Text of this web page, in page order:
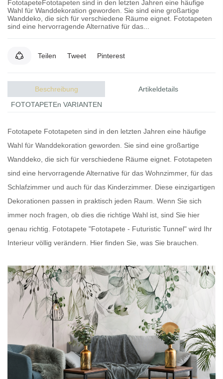
FototapeteFototapeten sind in den letzten Jahren eine häufige
Wahl für Wanddekoration geworden. Sie sind eine großartige
Wanddeko, die sich für verschiedene Räume eignet. Fototapeten
sind eine hervorragende Alternative für das...
Teilen Tweet Pinterest
Beschreibung
Artikeldetails
FOTOTAPETEn VARIANTEN
Fototapete Fototapeten sind in den letzten Jahren eine häufige
Wahl für Wanddekoration geworden. Sie sind eine großartige
Wanddeko, die sich für verschiedene Räume eignet. Fototapeten
sind eine hervorragende Alternative für das Wohnzimmer, für das
Schlafzimmer und auch für das Kinderzimmer. Diese einzigartigen
Dekorationen passen in praktisch jeden Raum. Wenn Sie sich
immer noch fragen, ob dies die richtige Wahl ist, sind Sie hier
genau richtig. Fototapete "Fototapete - Futuristic Tunnel" wird Ihr
Interieur völlig verändern. Hier finden Sie, was Sie brauchen.